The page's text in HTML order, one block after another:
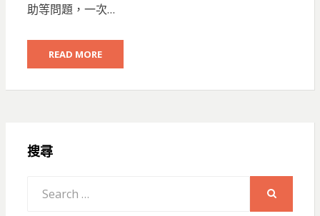
助等問題，一次…
READ MORE
搜尋
for: